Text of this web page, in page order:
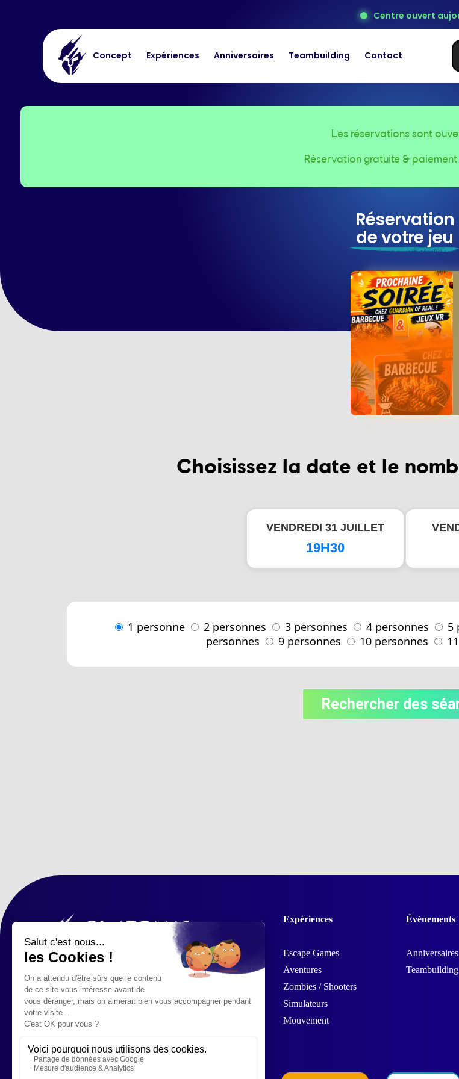
Centre ouvert
Concept Expériences Anniversaires Teambuilding Contact
Les réservations sont
Réservation gratuite & paiement
Réservation
de votre jeu
Choisissez la date et le
VENDREDI 31 JUILLET
19H30
1 personne 2 personnes 3 personnes 4 personnes 5
personnes
9 personnes 10 personnes
176, RUE PASCAL À LUDRES -
NANCY
nouveautés & actus !
Expériences
Escape Games
Aventures
Zombies / Shooters
Simulateurs
Mouvement
Événements
Anniversaires
Teambuilding